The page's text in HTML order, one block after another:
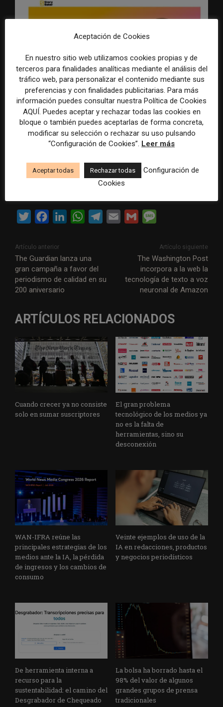
The Muffin, por Mauricio Cabrera
Otra estupenda newsletter que acerca al lector
interesado en temas de periodismo puntos de vista
i
t
t
e
c
e
b
o
k
k
e
n
W
t
s
p
m
i
s
s
a
g
Artículo anterior
The Guardian lanza una
gran campaña a favor del
periodismo de calidad en su
200 aniversario
Artículo siguiente
The Washington Post
incorpora a la web la
tecnología de texto a voz
neuronal de Amazon
ARTÍCULOS RELACIONADOS
Cuando crecer ya no consiste
solo en sumar suscriptores
El gran problema
tecnológico de los medios ya
no es la falta de
herramientas, sino su
desconexión
WAN-IFRA reúne las
principales estrategias de los
medios ante la IA, la pérdida
de ingresos y los cambios de
consumo
Veinte ejemplos de uso de la
IA en redacciones, productos
y negocios periodísticos
De herramienta interna a
recurso para la
sustentabilidad: el camino del
Desgrabador de Chequeado
La bolsa ha borrado hasta el
98% del valor de algunos
grandes grupos de prensa
tradicionales
Aceptación de Cookies
En nuestro sitio web utilizamos cookies propias y de
terceros para finalidades analíticas mediante el análisis del
tráfico web, para personalizar el contenido mediante sus
preferencias y con finalidades publicitarias. Para más
información puedes consultar nuestra Política de Cookies
AQUÍ. Puedes aceptar y rechazar todas las cookies en
bloque o también puedes aceptarlas de forma concreta,
modificar su selección o rechazar su uso pulsando
“Configuración de Cookies”. Leer más
Aceptar todas Rechazar todas
Configuración de
Cookies